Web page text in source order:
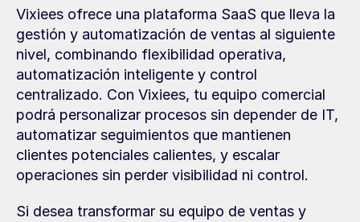
Vixiees ofrece una plataforma SaaS que lleva la
gestión y automatización de ventas al siguiente
nivel, combinando flexibilidad operativa,
automatización inteligente y control
centralizado. Con Vixiees, tu equipo comercial
podrá personalizar procesos sin depender de IT,
automatizar seguimientos que mantienen
clientes potenciales calientes, y escalar
operaciones sin perder visibilidad ni control.
Si desea transformar su equipo de ventas y